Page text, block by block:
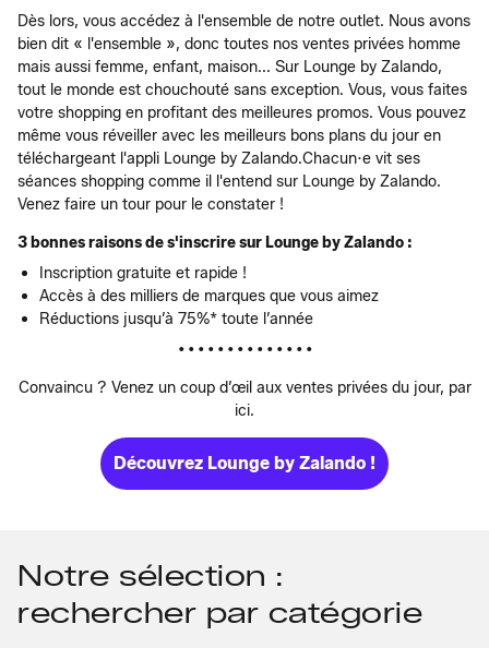
Dès lors, vous accédez à l'ensemble de notre outlet. Nous avons
bien dit « l'ensemble », donc toutes nos ventes privées homme
mais aussi femme, enfant, maison... Sur Lounge by Zalando,
tout le monde est chouchouté sans exception. Vous, vous faites
votre shopping en profitant des meilleures promos. Vous pouvez
même vous réveiller avec les meilleurs bons plans du jour en
téléchargeant l'appli Lounge by Zalando.Chacun·e vit ses
séances shopping comme il l'entend sur Lounge by Zalando.
Venez faire un tour pour le constater !
3 bonnes raisons de s'inscrire sur Lounge by Zalando :
Inscription gratuite et rapide !
Accès à des milliers de marques que vous aimez
Réductions jusqu’à 75%* toute l’année
• • • • • • • • • • • • • •
Convaincu ? Venez un coup d’œil aux ventes privées du jour, par
ici.
Découvrez Lounge by Zalando !
Notre sélection :
rechercher par catégorie